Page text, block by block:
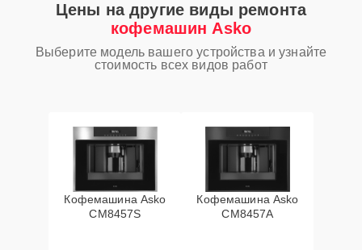
Цены на другие виды ремонта
кофемашин Asko
Выберите модель вашего устройства и узнайте
стоимость всех видов работ
Кофемашина Asko
CM8457S
Кофемашина Asko
CM8457A